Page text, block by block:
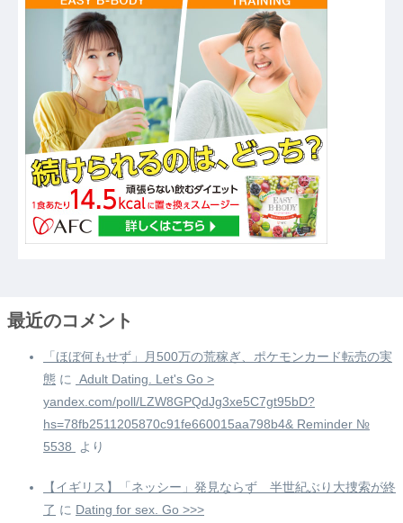
最近のコメント
「ほぼ何もせず」月500万の荒稼ぎ、ポケモンカード転売の実
態 に
️ Adult Dating. Let's Go >
yandex.com/poll/LZW8GPQdJg3xe5C7gt95bD?
hs=78fb2511205870c91fe660015aa798b4& Reminder №
5538 ️
より
【イギリス】「ネッシー」発見ならず 半世紀ぶり大捜索が終
了 に Dating for sex. Go >>>